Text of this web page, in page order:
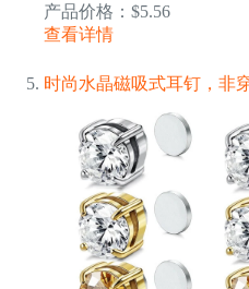
产品价格：$5.56
查看详情
时尚水晶磁吸式耳钉，非